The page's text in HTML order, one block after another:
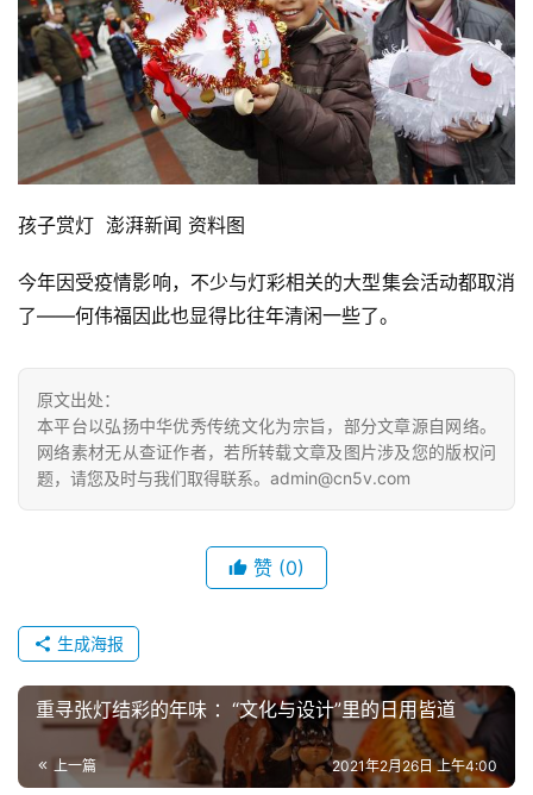
孩子赏灯  澎湃新闻 资料图
今年因受疫情影响，不少与灯彩相关的大型集会活动都取消
了——何伟福因此也显得比往年清闲一些了。
原文出处：
本平台以弘扬中华优秀传统文化为宗旨，部分文章源自网络。
网络素材无从查证作者，若所转载文章及图片涉及您的版权问
题，请您及时与我们取得联系。admin@cn5v.com
赞 (0)
生成海报
重寻张灯结彩的年味 ：“文化与设计”里的日用皆道
上一篇 2021年2月26日 上午4:00